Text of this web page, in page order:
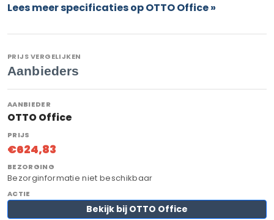
Lees meer specificaties op OTTO Office »
PRIJS VERGELIJKEN
Aanbieders
OTTO Office
€624,83
Bezorginformatie niet beschikbaar
Bekijk bij OTTO Office